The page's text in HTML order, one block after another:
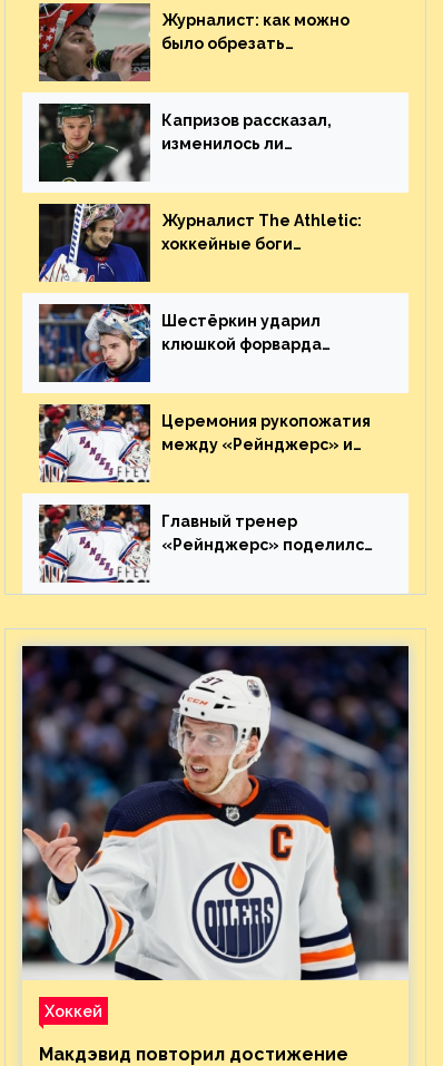
Кадри
Журналист: как можно
было обрезать
Деанджело? Плохая
работа, ESPN
Капризов рассказал,
изменилось ли
из-за ситуации на
Украине
Журналист The Athletic:
хоккейные боги
стабильно великолепную
игру
Шестёркин ударил
клюшкой форварда
игравшего на пятаке.
Видео
Церемония рукопожатия
между «Рейнджерс» и
матча плей-офф. Видео
Главный тренер
«Рейнджерс» поделился
предстоящего финала
Хоккей
Макдэвид повторил достижение